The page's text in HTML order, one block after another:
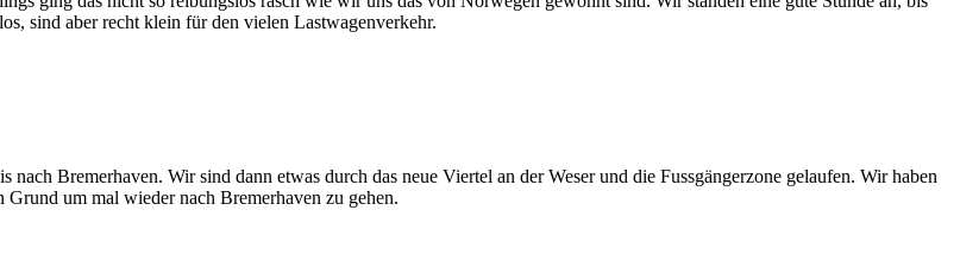
sind aber recht klein für den vielen Lastwagenverkehr.
nach Bremerhaven. Wir sind dann etwas durch das neue Viertel an der Weser und die Fussgängerzone gelaufen. Wir haben
Grund um mal wieder nach Bremerhaven zu gehen.